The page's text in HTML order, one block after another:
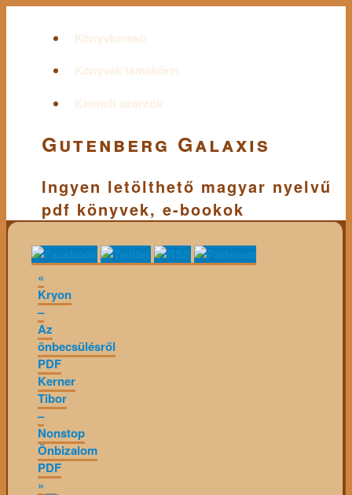
Könyvkereső
Könyvek témakörei
Kiemelt szerzők
Gutenberg Galaxis
Ingyen letölthető magyar nyelvű
pdf könyvek, e-bookok
«
Kryon
–
Az
önbecsülésről
PDF
Kerner
Tibor
–
Nonstop
Önbizalom
PDF
»